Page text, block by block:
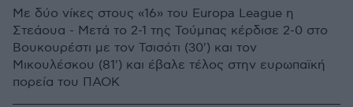
Με δύο νίκες στους «16» του Europa League η
Στεάουα - Μετά το 2-1 της Τούμπας κέρδισε 2-0 στο
Βουκουρέστι με τον Τσισότι (30') και τον
Μικουλέσκου (81') και έβαλε τέλος στην ευρωπαϊκή
πορεία του ΠΑΟΚ